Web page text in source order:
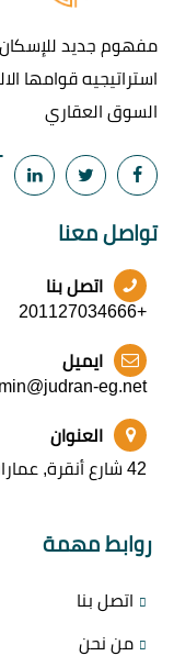
مفهوم جديد للإسكان
استراتيجيه قوامها
السوق العقاري
تواصل معنا
اتصل بنا
+201127034666
ايميل
eg.net
العنوان
42 شارع أنقرة, عمارات شيراتون, النزهة
روابط مهمة
اتصل بنا
من نحن